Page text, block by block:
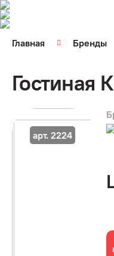
Главная Бренды
Гостиная
арт. 2224